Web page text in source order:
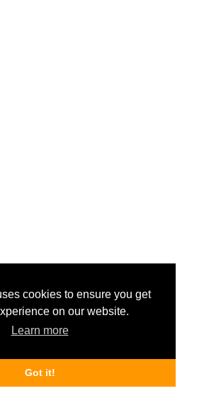
cookies to ensure you get
on our website.
Learn more
Got it!